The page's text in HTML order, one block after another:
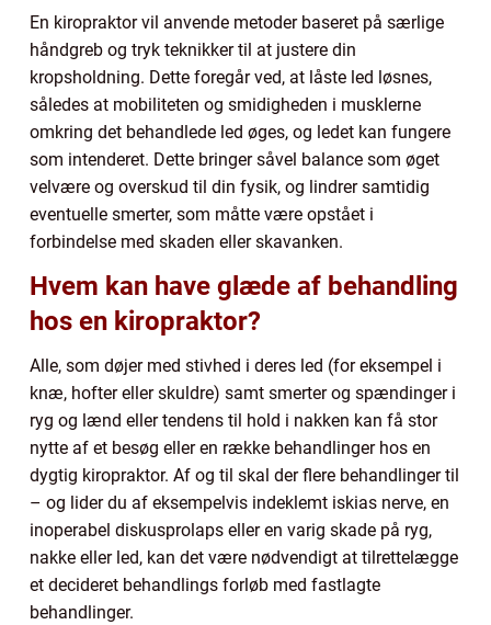
En kiropraktor vil anvende metoder baseret på særlige
håndgreb og tryk teknikker til at justere din
kropsholdning. Dette foregår ved, at låste led løsnes,
således at mobiliteten og smidigheden i musklerne
omkring det behandlede led øges, og ledet kan fungere
som intenderet. Dette bringer såvel balance som øget
velvære og overskud til din fysik, og lindrer samtidig
eventuelle smerter, som måtte være opstået i
forbindelse med skaden eller skavanken.
Hvem kan have glæde af behandling
hos en kiropraktor?
Alle, som døjer med stivhed i deres led (for eksempel i
knæ, hofter eller skuldre) samt smerter og spændinger i
ryg og lænd eller tendens til hold i nakken kan få stor
nytte af et besøg eller en række behandlinger hos en
dygtig kiropraktor. Af og til skal der flere behandlinger til
– og lider du af eksempelvis indeklemt iskias nerve, en
inoperabel diskusprolaps eller en varig skade på ryg,
nakke eller led, kan det være nødvendigt at tilrettelægge
et decideret behandlings forløb med fastlagte
behandlinger.